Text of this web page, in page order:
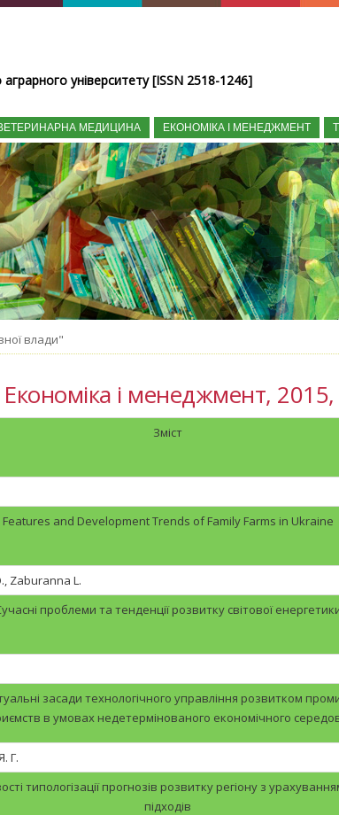
університету [ISSN 2518-1246]
МЕДИЦИНА ЕКОНОМІКА І МЕНЕДЖМЕНТ
влади"
Економіка і менеджмент,
Зміст
Features and Development Trends of Family Farms in Ukraine
Zaburanna L.
проблеми та тенденції розвитку світової
засади технологічного управління розвитком
в умовах недетермінованого економічного
Г.
типологізації прогнозів розвитку регіону з
підходів